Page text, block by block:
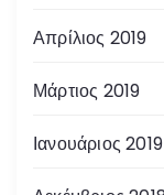
Απρίλιος 2019
Μάρτιος 2019
Ιανουάριος 2019